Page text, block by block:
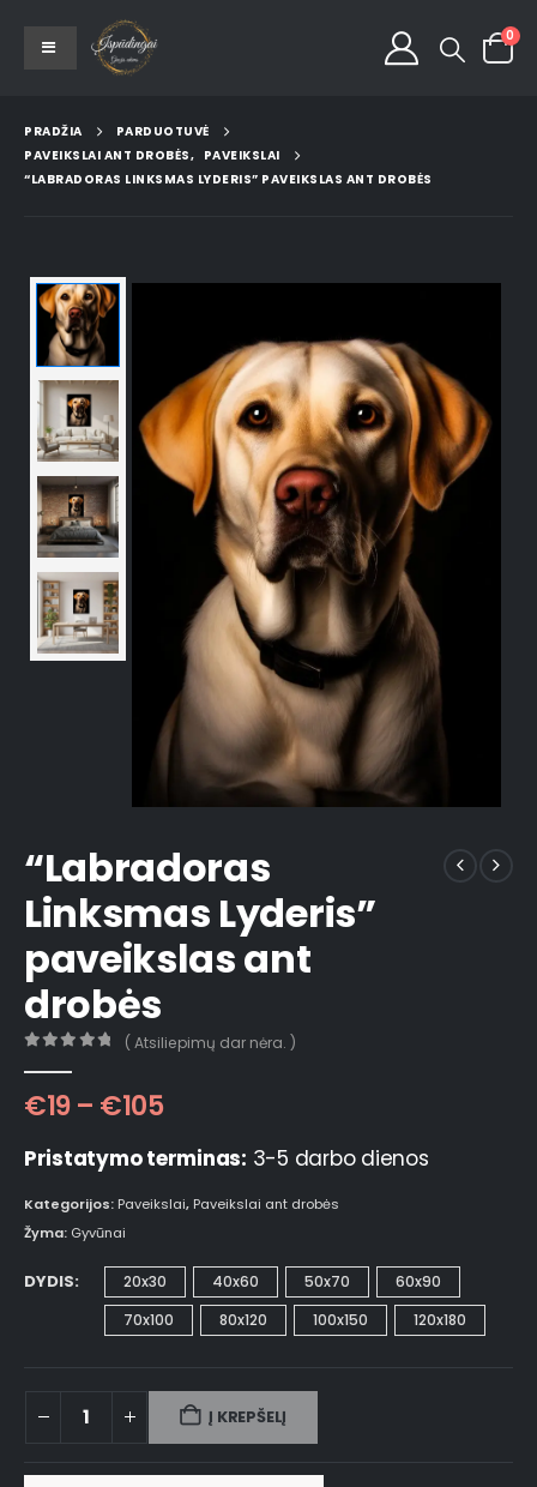
0
PRADŽIA
PARDUOTUVĖ
PAVEIKSLAI ANT DROBĖS, PAVEIKSLAI
“LABRADORAS LINKSMAS LYDERIS” PAVEIKSLAS ANT DROBĖS
“Labradoras
Linksmas Lyderis”
paveikslas ant
drobės
( Atsiliepimų dar nėra. )
€19 – €105
Pristatymo terminas: 3-5 darbo dienos
Kategorijos: Paveikslai, Paveikslai ant drobės
Žyma: Gyvūnai
DYDIS 20x30 40x60 50x70
60x90
70x100
80x120 100x150 120x180
Į KREPŠELĮ